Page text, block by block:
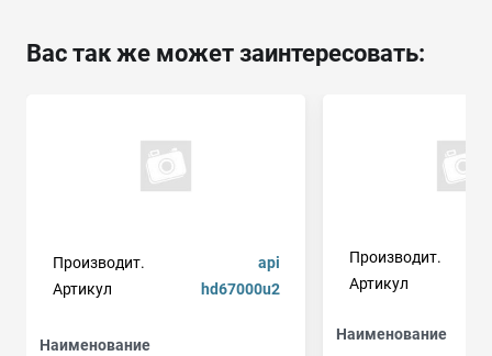
Вас так же может заинтересовать:
Производит.
api
Артикул
hd67000u2
Наименование
Производит.
Артикул
Наименование